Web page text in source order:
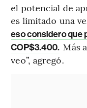
el potencial de
es limitado una
eso considero que
COP$3.400. Más
veo”, agregó.